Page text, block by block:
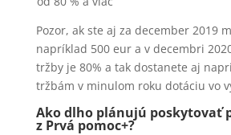
Pozor, ak ste aj za december 2019
napríklad 500 eur a v decembri
tržby je 80% a tak dostanete aj
tržbám v minulom roku dotáciu vo
Ako dlho plánujú poskytovať
z Prvá pomoc+?